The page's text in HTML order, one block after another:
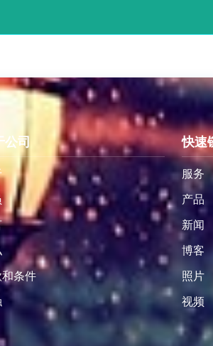
公司
条件
快速
服务
产品
新闻
博客
照片
视频